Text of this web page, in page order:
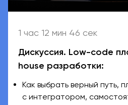
1 час 12 мин 46 сек
Дискуссия. Low-code
house разработки:
Как выбрать верный путь,
с интегратором,